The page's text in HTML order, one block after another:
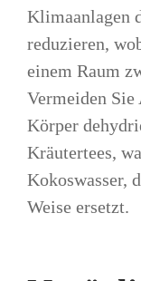
Klimaanlagen
reduzieren,
einem Raum
Vermeiden
Körper
Kräutertees,
Kokoswasser,
Weise ersetzt.